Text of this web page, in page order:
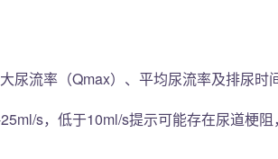
尿流率（Qmax）、平均尿流率及排尿时
s，低于10ml/s提示可能存在尿道梗